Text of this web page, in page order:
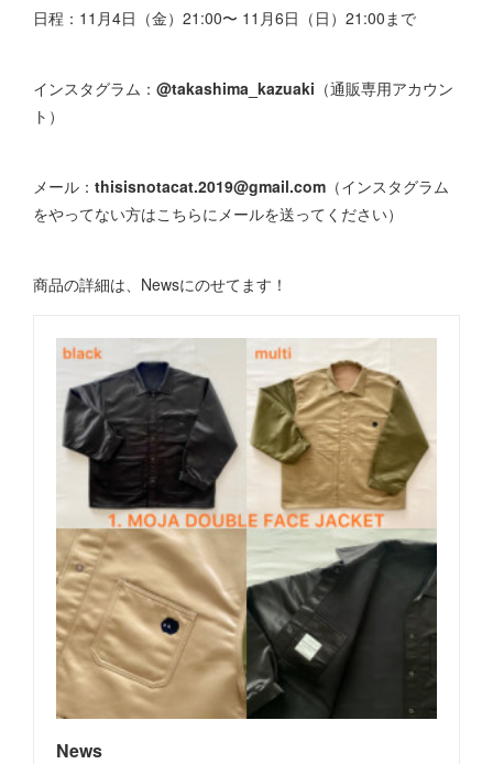
日程：11月4日（金）21:00〜 11月6日（日）21:00まで
インスタグラム： @takashima_kazuaki （通販専用アカウン
ト）
メール： thisisnotacat.2019@gmail.com （インスタグラム
をやってない方はこちらにメールを送ってください）
商品の詳細は、Newsにのせてます！
News